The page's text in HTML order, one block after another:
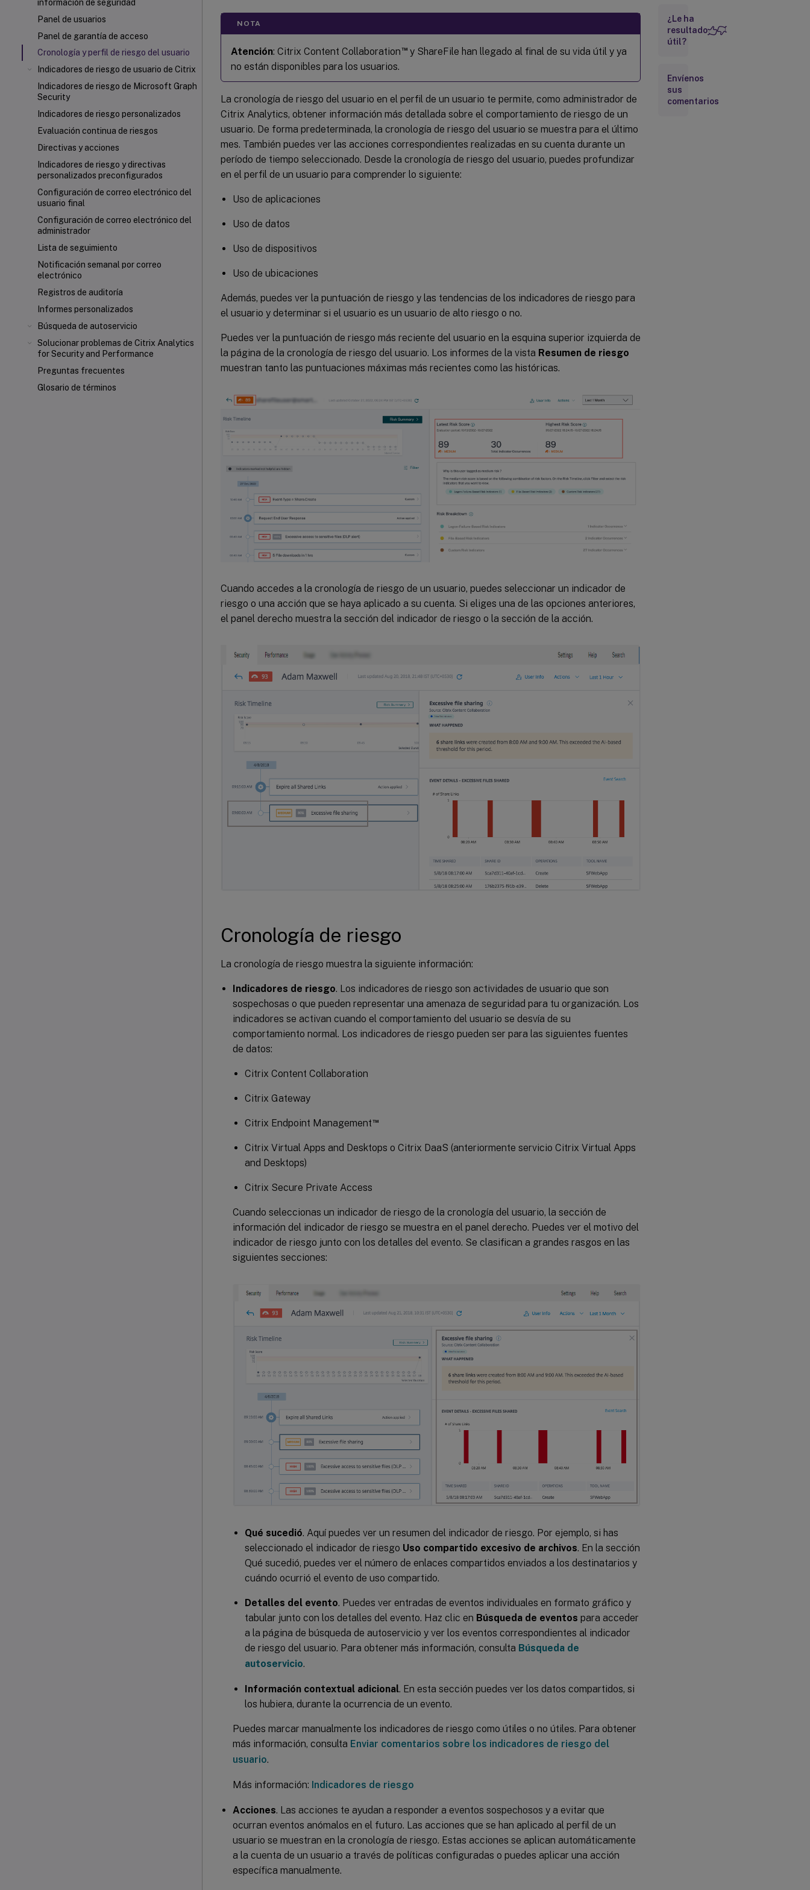
información de seguridad
Panel de usuarios
Panel de garantía de acceso
Cronología y perfil de riesgo del usuario
Indicadores de riesgo de usuario de Citrix
Indicadores de riesgo de Microsoft Graph
Security
Indicadores de riesgo personalizados
Evaluación continua de riesgos
Directivas y acciones
Indicadores de riesgo y directivas
personalizados preconfigurados
Configuración de correo electrónico del
usuario final
Configuración de correo electrónico del
administrador
Lista de seguimiento
Notificación semanal por correo
electrónico
Registros de auditoría
Informes personalizados
Búsqueda de autoservicio
Solucionar problemas de Citrix Analytics
for Security and Performance
Preguntas frecuentes
Glosario de términos
NOTA
Atención: Citrix Content Collaboration™y ShareFile han llegado al final de su vida útil y ya
no están disponibles para los usuarios.
La cronología de riesgo del usuario en el perfil de un usuario te permite, como administrador de
Citrix Analytics, obtener información más detallada sobre el comportamiento de riesgo de un
usuario. De forma predeterminada, la cronología de riesgo del usuario se muestra para el último
mes. También puedes ver las acciones correspondientes realizadas en su cuenta durante un
período de tiempo seleccionado. Desde la cronología de riesgo del usuario, puedes profundizar
en el perfil de un usuario para comprender lo siguiente:
Uso de aplicaciones
Uso de datos
Uso de dispositivos
Uso de ubicaciones
Además, puedes ver la puntuación de riesgo y las tendencias de los indicadores de riesgo para
el usuario y determinar si el usuario es un usuario de alto riesgo o no.
Puedes ver la puntuación de riesgo más reciente del usuario en la esquina superior izquierda de
la página de la cronología de riesgo del usuario. Los informes de la vista Resumen de riesgo
muestran tanto las puntuaciones máximas más recientes como las históricas.
Cuando accedes a la cronología de riesgo de un usuario, puedes seleccionar un indicador de
riesgo o una acción que se haya aplicado a su cuenta. Si eliges una de las opciones anteriores,
el panel derecho muestra la sección del indicador de riesgo o la sección de la acción.
Cronología de riesgo
La cronología de riesgo muestra la siguiente información:
Indicadores de riesgo. Los indicadores de riesgo son actividades de usuario que son
sospechosas o que pueden representar una amenaza de seguridad para tu organización. Los
indicadores se activan cuando el comportamiento del usuario se desvía de su
comportamiento normal. Los indicadores de riesgo pueden ser para las siguientes fuentes
de datos:
Citrix Content Collaboration
Citrix Gateway
Citrix Endpoint Management™
Citrix Virtual Apps and Desktops o Citrix DaaS (anteriormente servicio Citrix Virtual Apps
and Desktops)
Citrix Secure Private Access
Cuando seleccionas un indicador de riesgo de la cronología del usuario, la sección de
información del indicador de riesgo se muestra en el panel derecho. Puedes ver el motivo del
indicador de riesgo junto con los detalles del evento. Se clasifican a grandes rasgos en las
siguientes secciones:
Qué sucedió. Aquí puedes ver un resumen del indicador de riesgo. Por ejemplo, si has
seleccionado el indicador de riesgo Uso compartido excesivo de archivos. En la sección
Qué sucedió, puedes ver el número de enlaces compartidos enviados a los destinatarios y
cuándo ocurrió el evento de uso compartido.
Detalles del evento. Puedes ver entradas de eventos individuales en formato gráfico y
tabular junto con los detalles del evento. Haz clic en Búsqueda de eventos para acceder
a la página de búsqueda de autoservicio y ver los eventos correspondientes al indicador
de riesgo del usuario. Para obtener más información, consulta Búsqueda de
autoservicio.
Información contextual adicional. En esta sección puedes ver los datos compartidos, si
los hubiera, durante la ocurrencia de un evento.
Puedes marcar manualmente los indicadores de riesgo como útiles o no útiles. Para obtener
más información, consulta Enviar comentarios sobre los indicadores de riesgo del
usuario.
Más información: Indicadores de riesgo
Acciones. Las acciones te ayudan a responder a eventos sospechosos y a evitar que
ocurran eventos anómalos en el futuro. Las acciones que se han aplicado al perfil de un
usuario se muestran en la cronología de riesgo. Estas acciones se aplican automáticamente
a la cuenta de un usuario a través de políticas configuradas o puedes aplicar una acción
específica manualmente.
¿Le ha
resultado
útil?
Envíenos
sus
comentarios